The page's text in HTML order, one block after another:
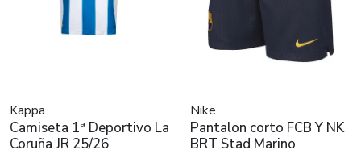
Kappa
Camiseta 1ª Deportivo La
Coruña JR 25/26
Nike
Pantalon corto FCB Y NK
BRT Stad Marino